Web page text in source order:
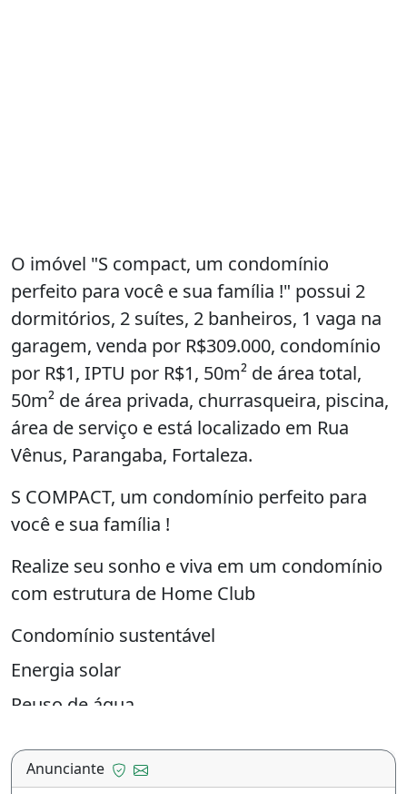
O imóvel "S compact, um condomínio
perfeito para você e sua família !" possui 2
dormitórios, 2 suítes, 2 banheiros, 1 vaga na
garagem, venda por R$309.000, condomínio
por R$1, IPTU por R$1, 50m² de área total,
50m² de área privada, churrasqueira, piscina,
área de serviço e está localizado em Rua
Vênus, Parangaba, Fortaleza.
S COMPACT, um condomínio perfeito para
você e sua família !
Realize seu sonho e viva em um condomínio
com estrutura de Home Club
Condomínio sustentável
Energia solar
Reuso de água
Ampla área verde
Anunciante